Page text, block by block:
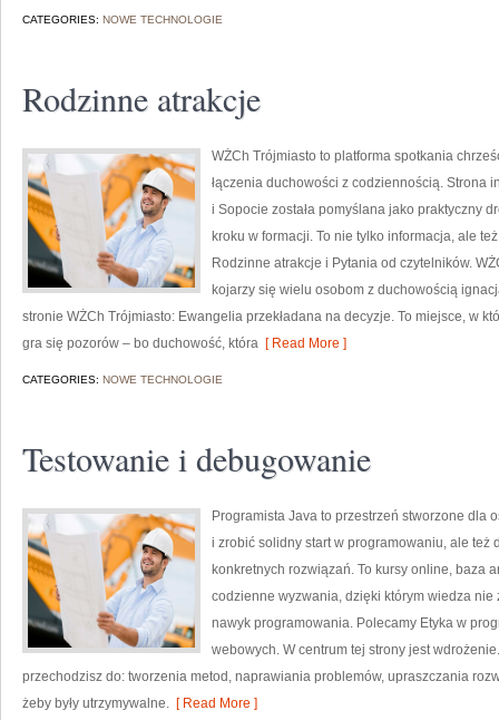
CATEGORIES: NOWE TECHNOLOGIE
Rodzinne atrakcje
WŻCh Trójmiasto to platforma spotkania
łączenia duchowości z codziennością. Strona
i Sopocie została pomyślana jako praktyczny
kroku w formacji. To nie tylko informacja, ale
Rodzinne atrakcje i Pytania od czytelników.
kojarzy się wielu osobom z duchowością
stronie WŻCh Trójmiasto: Ewangelia przekładana na decyzje. To miejsce, w
gra się pozorów – bo duchowość, która [ Read More ]
CATEGORIES: NOWE TECHNOLOGIE
Testowanie i debugowanie
Programista Java to przestrzeń stworzone dla
i zrobić solidny start w programowaniu, ale też
konkretnych rozwiązań. To kursy online, baza
codzienne wyzwania, dzięki którym wiedza
nawyk programowania. Polecamy Etyka w
webowych. W centrum tej strony jest
przechodzisz do: tworzenia metod, naprawiania problemów, upraszczania
żeby były utrzymywalne. [ Read More ]